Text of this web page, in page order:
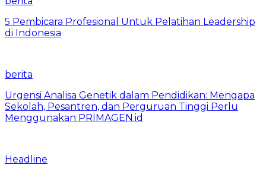
5 Pembicara Profesional Untuk Pelatihan Leadership
di Indonesia
berita
Urgensi Analisa Genetik dalam Pendidikan: Mengapa
Sekolah, Pesantren, dan Perguruan Tinggi Perlu
Menggunakan PRIMAGEN.id
Headline